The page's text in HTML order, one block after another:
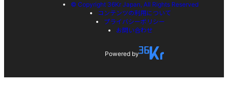
© Copyright 36Kr Japan, All Rights Reserved
コンテンツの利用について
プライバシーポリシー
お問い合わせ
Powered by